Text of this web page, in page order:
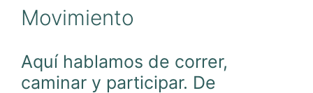
Movimiento
Aquí hablamos de correr,
caminar y participar. De